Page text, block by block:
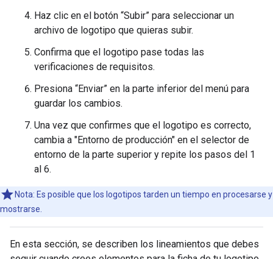
Haz clic en el botón “Subir” para seleccionar un
archivo de logotipo que quieras subir.
Confirma que el logotipo pase todas las
verificaciones de requisitos.
Presiona “Enviar” en la parte inferior del menú para
guardar los cambios.
Una vez que confirmes que el logotipo es correcto,
cambia a "Entorno de producción" en el selector de
entorno de la parte superior y repite los pasos del 1
al 6.
Nota: Es posible que los logotipos tarden un tiempo en procesarse y
mostrarse.
En esta sección, se describen los lineamientos que debes